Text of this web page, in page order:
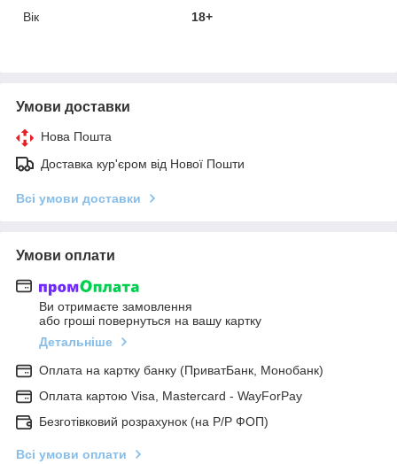
Вік
18+
Умови доставки
Нова Пошта
Доставка кур'єром від Нової Пошти
Всі умови доставки
Умови оплати
Ви отримаєте замовлення
або гроші повернуться на вашу картку
Детальніше
Оплата на картку банку (ПриватБанк, Монобанк)
Оплата картою Visa, Mastercard - WayForPay
Безготівковий розрахунок (на Р/Р ФОП)
Всі умови оплати